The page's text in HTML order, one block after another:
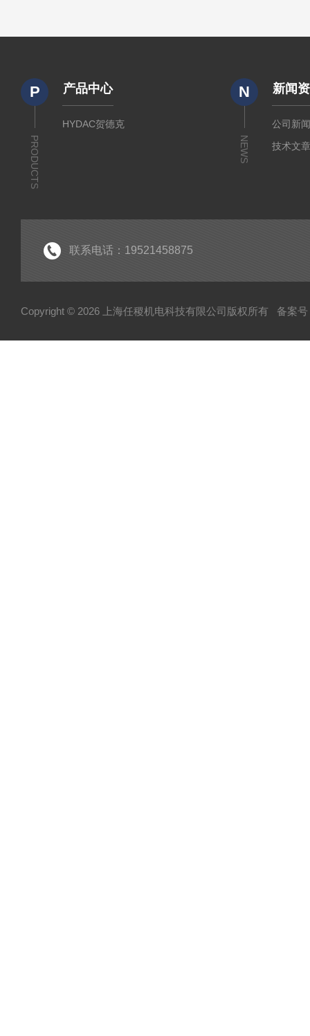
P
PRODUCTS
产品中心
HYDAC贺德克
N
NEWS
新闻
公司新
技术文
联系电话：19521458875
Copyright © 2026 上海任稷机电科技有限公司版权所有 备案号